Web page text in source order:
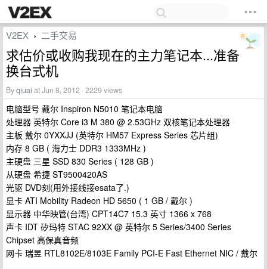
V2EX › 二手交易
求估价或收购我现在的主力笔记本...准备
换台式机
Byqiuai at Jun 8, 2012 · 2229 views
电脑型号 戴尔 Inspiron N5010 笔记本电脑
处理器 英特尔 Core i3 M 380 @ 2.53GHz 双核笔记本处理器
主板 戴尔 0YXXJJ (英特尔 HM57 Express Series 芯片组)
内存 8 GB ( 海力士 DDR3 1333MHz )
主硬盘 三星 SSD 830 Series ( 128 GB )
从硬盘 希捷 ST9500420AS
光驱 DVD刻(用外接线接esata了.)
显卡 ATI Mobility Radeon HD 5650 ( 1 GB / 戴尔 )
显示器 中华映管(台湾) CPT14C7 15.3 英寸 1366 x 768
声卡 IDT 矽玛特 STAC 92XX @ 英特尔 5 Series/3400 Series
Chipset 高保真音频
网卡 瑞昱 RTL8102E/8103E Family PCI-E Fast Ethernet NIC / 戴尔